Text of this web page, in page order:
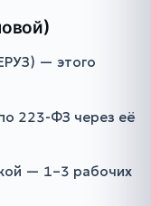
— этого
223-ФЗ через её
— 1–3 рабочих